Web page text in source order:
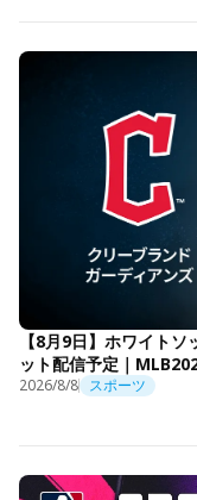
【8月9日】ホワイト
ット配信予定｜
2026/8/8 スポーツ